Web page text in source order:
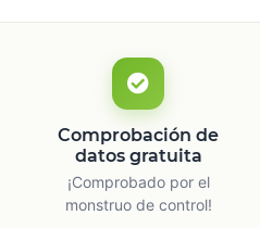
Comprobación de
datos gratuita
¡Comprobado por el
monstruo de control!